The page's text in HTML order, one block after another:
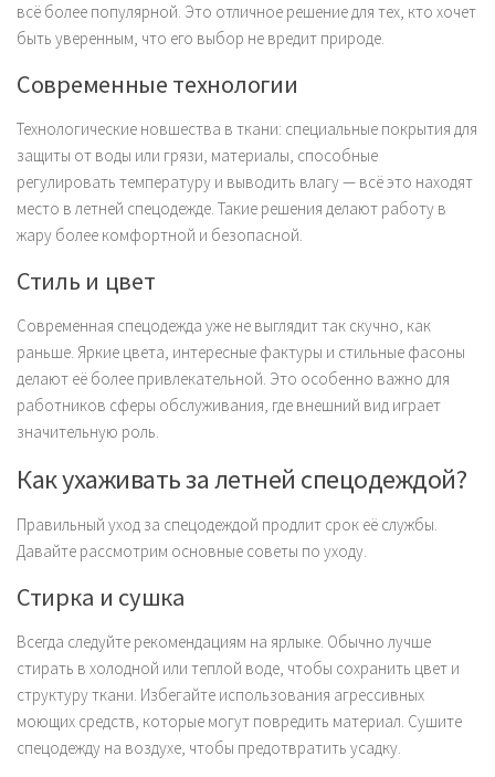
всё более популярной. Это отличное решение для тех, кто хочет
быть уверенным, что его выбор не вредит природе.
Современные технологии
Технологические новшества в ткани: специальные покрытия для
защиты от воды или грязи, материалы, способные
регулировать температуру и выводить влагу — всё это находят
место в летней спецодежде. Такие решения делают работу в
жару более комфортной и безопасной.
Стиль и цвет
Современная спецодежда уже не выглядит так скучно, как
раньше. Яркие цвета, интересные фактуры и стильные фасоны
делают её более привлекательной. Это особенно важно для
работников сферы обслуживания, где внешний вид играет
значительную роль.
Как ухаживать за летней спецодеждой?
Правильный уход за спецодеждой продлит срок её службы.
Давайте рассмотрим основные советы по уходу.
Стирка и сушка
Всегда следуйте рекомендациям на ярлыке. Обычно лучше
стирать в холодной или теплой воде, чтобы сохранить цвет и
структуру ткани. Избегайте использования агрессивных
моющих средств, которые могут повредить материал. Сушите
спецодежду на воздухе, чтобы предотвратить усадку.